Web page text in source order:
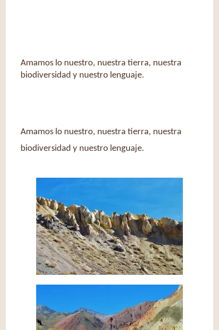
Amamos lo nuestro, nuestra tierra, nuestra
biodiversidad y nuestro lenguaje.
Amamos lo nuestro, nuestra tierra, nuestra
biodiversidad y nuestro lenguaje.